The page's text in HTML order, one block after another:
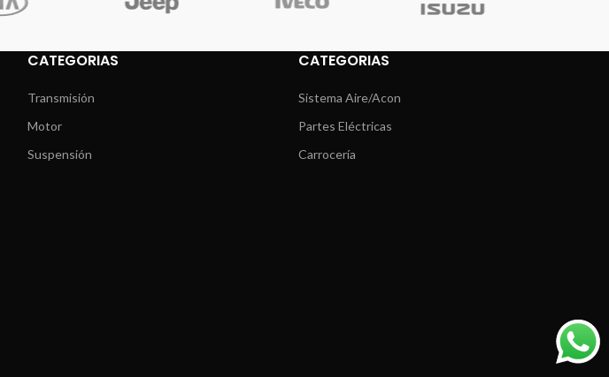
CATEGORIAS
Transmisión
Motor
Suspensión
CATEGORIAS
Sistema Aire/Acon
Partes Eléctricas
Carrocería